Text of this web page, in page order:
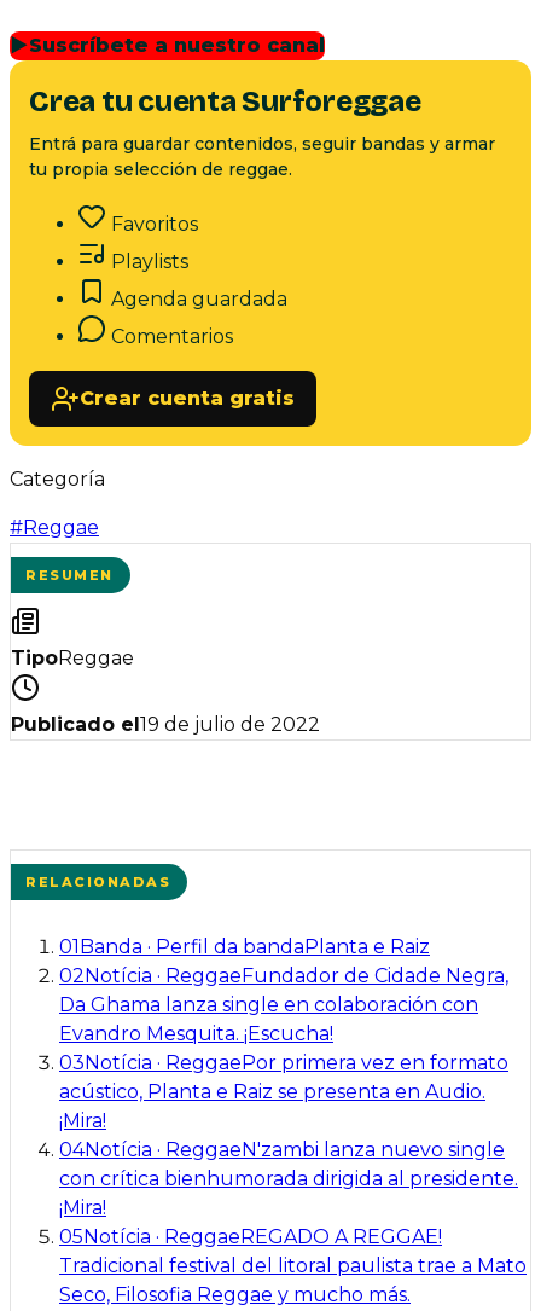
▶Suscríbete a nuestro canal
Crea tu cuenta Surforeggae
Entrá para guardar contenidos, seguir bandas y armar
tu propia selección de reggae.
Favoritos
Playlists
Agenda guardada
Comentarios
Crear cuenta gratis
Categoría
#Reggae
RESUMEN
TipoReggae
Publicado el 19 de julio de 2022
RELACIONADAS
01 Banda · Perfil da banda Planta e Raiz
02 Notícia · Reggae Fundador de Cidade Negra,
Da Ghama lanza single en colaboración con
Evandro Mesquita. ¡Escucha!
03 Notícia · Reggae Por primera vez en formato
acústico, Planta e Raiz se presenta en Audio.
¡Mira!
04Notícia · Reggae N'zambi lanza nuevo single
con crítica bienhumorada dirigida al presidente.
¡Mira!
05 Notícia · Reggae REGADO A REGGAE!
Tradicional festival del litoral paulista trae a Mato
Seco, Filosofia Reggae y mucho más.